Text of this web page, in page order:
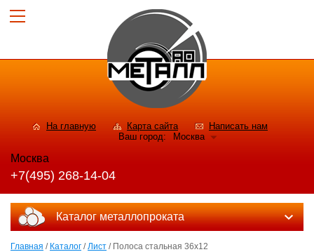
На главную Карта сайта
Написать нам
Ваш город:
Москва
Москва
+7(495) 268-14-04
Каталог металлопроката
Главная / Каталог /Лист / Полоса стальная 36x12